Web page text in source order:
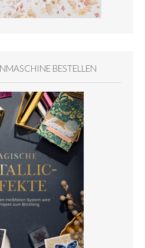
BESTELLEN